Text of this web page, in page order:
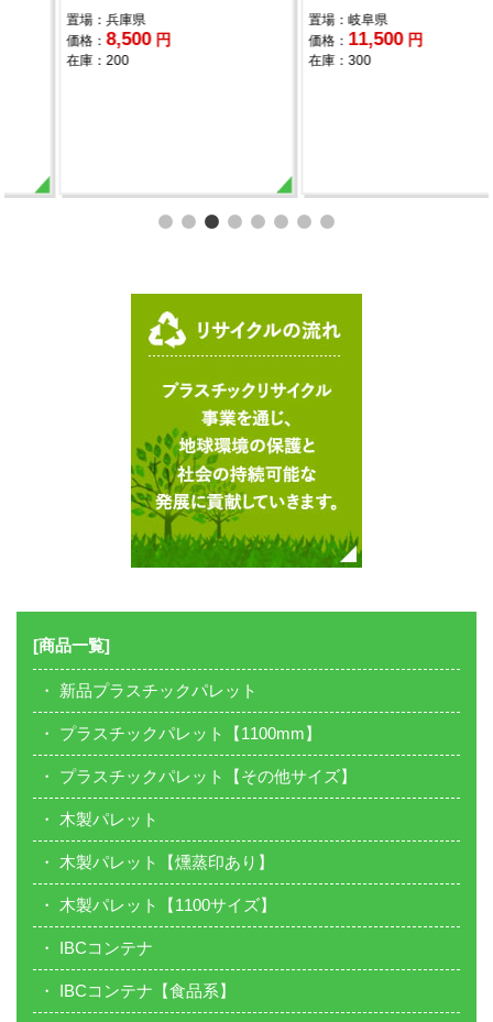
置場：兵庫県
8,500 円
在庫：200
置場：岐阜県
11,500円
在庫：300
[商品一覧]
新品プラスチックパレット
プラスチックパレット【1100mm】
プラスチックパレット【その他サイズ】
木製パレット
木製パレット【燻蒸印あり】
木製パレット【1100サイズ】
IBCコンテナ
IBCコンテナ【食品系】